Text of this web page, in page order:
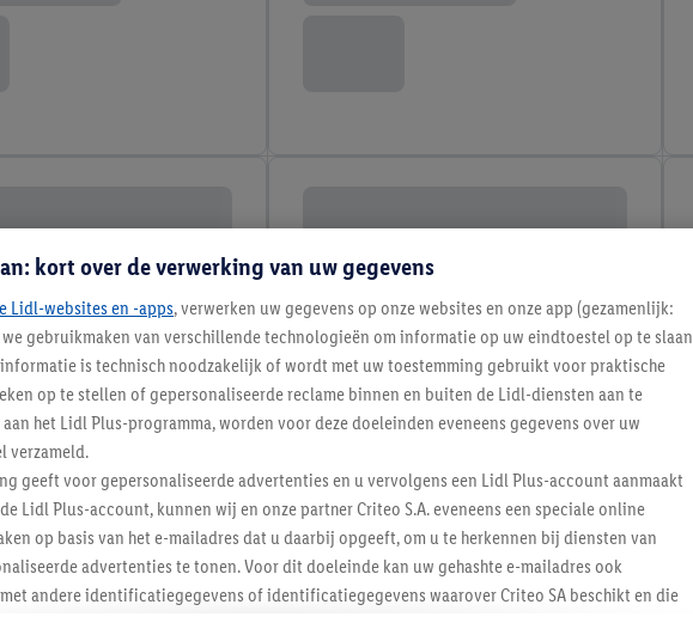
kort over de verwerking van uw gegevens
Lidl-websites en -apps, verwerken uw gegevens op onze websites en onze app (gezamenlijk:
gebruikmaken van verschillende technologieën om informatie op uw eindtoestel op te slaan
is technisch noodzakelijk of wordt met uw toestemming gebruikt voor praktische
op te stellen of gepersonaliseerde reclame binnen en buiten de Lidl-diensten aan te
het Lidl Plus-programma, worden voor deze doeleinden eveneens gegevens over uw
verzameld.
geeft voor gepersonaliseerde advertenties en u vervolgens een Lidl Plus-account aanmaakt
Lidl Plus-account, kunnen wij en onze partner Criteo S.A. eveneens een speciale online
op basis van het e-mailadres dat u daarbij opgeeft, om u te herkennen bij diensten van
advertenties te tonen. Voor dit doeleinde kan uw gehashte e-mailadres ook
andere identificatiegegevens of identificatiegegevens waarover Criteo SA beschikt en die